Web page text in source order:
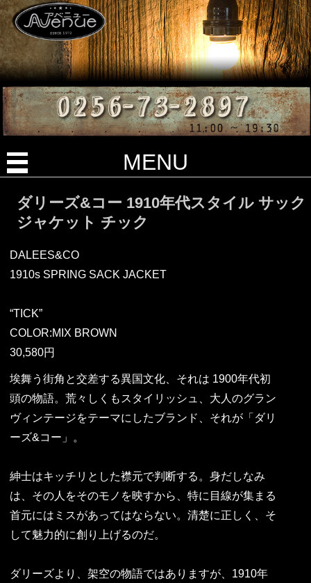
MENU
ダリーズ&コー 1910年代スタイル サック
ジャケット チック
DALEES&CO
1910s SPRING SACK JACKET
“TICK”
COLOR:MIX BROWN
30,580円
埃舞う街角と交差する異国文化、それは 1900年代初
頭の物語。荒々しくもスタイリッシュ、大人のグラン
ヴィンテージをテーマにしたブランド、それが「ダリ
ーズ&コー」。
紳士はキッチリとした襟元で判断する。身だしなみ
は、その人をそのモノを映すから、特に目線が集まる
首元にはミスがあってはならない。清楚に正しく、そ
して魅力的に創り上げるのだ。
ダリーズより、架空の物語ではありますが、1910年